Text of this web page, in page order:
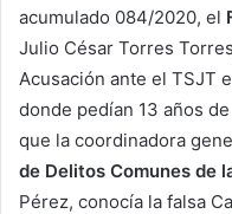
acumulado 084/2020, el
Julio César Torres
Acusación ante el TSJT
donde pedían 13 años
que la coordinadora
de Delitos Comunes de
Pérez, conocía la falsa